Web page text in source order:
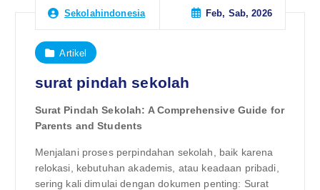
Sekolahindonesia Feb, Sab, 2026
Artikel
surat pindah sekolah
Surat Pindah Sekolah: A Comprehensive Guide for
Parents and Students
Menjalani proses perpindahan sekolah, baik karena
relokasi, kebutuhan akademis, atau keadaan pribadi,
sering kali dimulai dengan dokumen penting: Surat